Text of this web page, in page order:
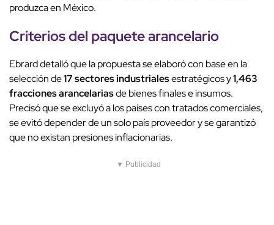
produzca en México.
Criterios del paquete arancelario
Ebrard detalló que la propuesta se elaboró con base en la
selección de17 sectores industrialesestratégicos y1,463
fracciones arancelariasde bienes finales e insumos.
Precisó que se excluyó a los países con tratados comerciales,
se evitó depender de un solo país proveedor y se garantizó
que no existan presiones inflacionarias.
▼ Publicidad